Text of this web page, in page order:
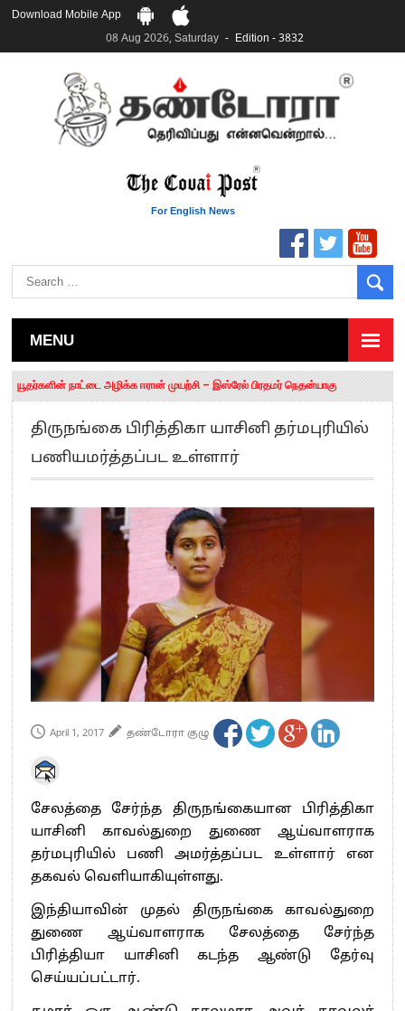
Download Mobile App
08 Aug 2026, Saturday
Edition - 3832
For English News
MENU
தமிழக சட்டப்பேரவையில் காலியிடங்கள் 6 ஆக உயர்வு
யூதர்களின் நாட்டை அழிக்க ஈரான் முயற்சி – இஸ்ரேல் பிரதமர் நெதன்யாகு
“மக்களால் நிராகரிக்கப்பட்டவர் ஸ்டாலின்!” – செங்கோட்டையன்
எங்களை நீக்குவதற்கு இபிஎஸ்க்கு அதிகாரம் இல்லை.. – சி. வி.சண்முகம்
”நீட் தேர்வை முழுமையாக ரத்து செய்ய வேண்டும்”- முதல்வர் விஜய்
தலைவர் அன்புமணி ராமதாஸ்
பிரவீன் சக்ரவர்த்தியின் கருத்து காங்கிரஸ் தலைமையின் கருத்து கிடையாது – கார்த்தி
“ஜெயலலிதா அவர்களே என் ரோல் மாடல்” -பிரேமலதா விஜயகாந்த் பேட்டி
ராகுல் காந்தி கைது – தவெக தலைவர் விஜய் கண்டனம்
செத்து சாம்பல் ஆனாலும் தனித்துதான் போட்டி – சீமான்
பாகிஸ்தானின் அணு ஆயுத மிரட்டலுக்கு அஞ்சமாட்டோம் – இந்தியா
மத்திய ஆசிரியர் தகுதித் தேர்வு: பட்டதாரிகள் அக்.16 வரை விண்ணப்பிக்கலாம்
தமிழக சட்டப்பேரவையில் காலியிடங்கள் 6 ஆக உயர்வு
திருநங்கை பிரித்திகா யாசினி தர்மபுரியில்
பணியமர்த்தப்பட உள்ளார்
April 1, 2017 தண்டோரா குழு
சேலத்தை சேர்ந்த திருநங்கையான பிரித்திகா
யாசினி காவல்துறை துணை ஆய்வாளராக
தர்மபுரியில் பணி அமர்த்தப்பட உள்ளார் என
தகவல் வெளியாகியுள்ளது.
இந்தியாவின் முதல் திருநங்கை காவல்துறை
துணை ஆய்வாளராக சேலத்தை சேர்ந்த
பிரித்தியா யாசினி கடந்த ஆண்டு தேர்வு
செய்யப்பட்டார்.